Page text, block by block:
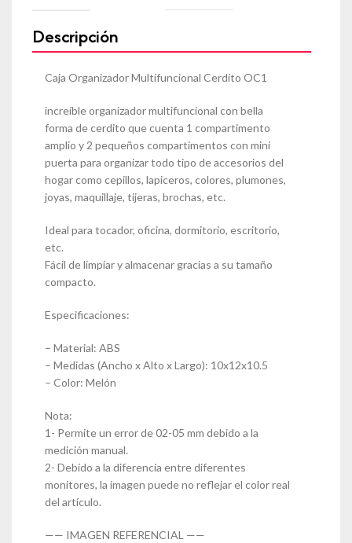
Descripción
Caja Organizador Multifuncional Cerdito OC1
increíble organizador multifuncional con bella
forma de cerdito que cuenta 1 compartimento
amplio y 2 pequeños compartimentos con mini
puerta para organizar todo tipo de accesorios del
hogar como cepillos, lapiceros, colores, plumones,
joyas, maquillaje, tijeras, brochas, etc.
Ideal para tocador, oficina, dormitorio, escritorio,
etc.
Fácil de limpiar y almacenar gracias a su tamaño
compacto.
Especificaciones:
– Material: ABS
– Medidas (Ancho x Alto x Largo): 10x12x10.5
– Color: Melón
Nota:
1- Permite un error de 02-05 mm debido a la
medición manual.
2- Debido a la diferencia entre diferentes
monitores, la imagen puede no reflejar el color real
del artículo.
—— IMAGEN REFERENCIAL ——